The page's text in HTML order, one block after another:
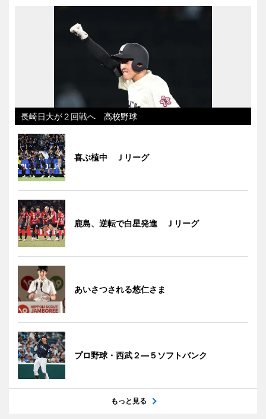
長崎日大が２回戦へ 高校野球
喜ぶ植中 Ｊリーグ
鹿島、逆転で白星発進 Ｊリーグ
あいさつされる悠仁さま
プロ野球・西武２―５ソフトバンク
もっと見る